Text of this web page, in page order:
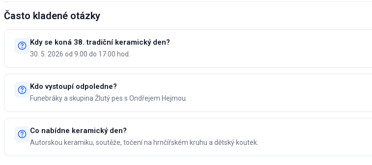
Často kladené otázky
Kdy se koná 38. tradiční keramický den?
30. 5. 2026 od 9.00 do 17.00 hod.
Kdo vystoupí odpoledne?
Funebráky a skupina Žlutý pes s Ondřejem Hejmou.
Co nabídne keramický den?
Autorskou keramiku, soutěže, točení na hrnčířském kruhu a dětský koutek.